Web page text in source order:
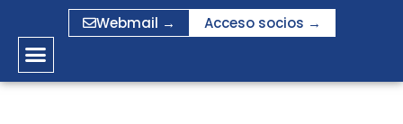
contenido
Webmail → Acceso socios →